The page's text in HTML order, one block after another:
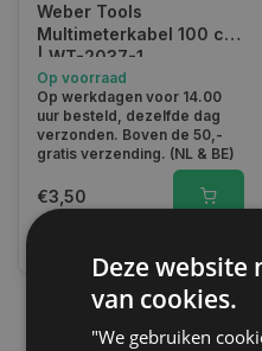
Weber Tools
Multimeterkabel 100 cm
| WT-2037-1
Op voorraad
Op werkdagen voor 14.00
uur besteld, dezelfde dag
verzonden. Boven de 50,-
gratis verzending. (NL & BE)
€3,50
Deze
van cookies.
"We gebruiken